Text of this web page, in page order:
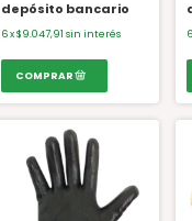
depósito bancario
6x$9.047,91 sin interés 6